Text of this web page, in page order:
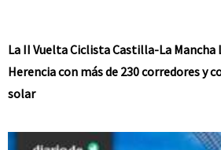
La II Vuelta Ciclista Castilla-La Mancha
Herencia con más de 230 corredores y
solar